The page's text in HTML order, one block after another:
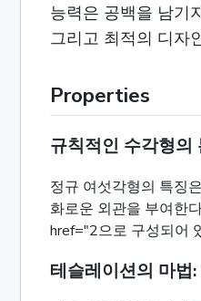
능력은 공백을 남기
그리고 최적의 디자
Properties
규칙적인 수각형의
정규 여섯각형의 특징
화로운 외관을 부여한
href="2으로 구성되어
테슬레이션의 마법